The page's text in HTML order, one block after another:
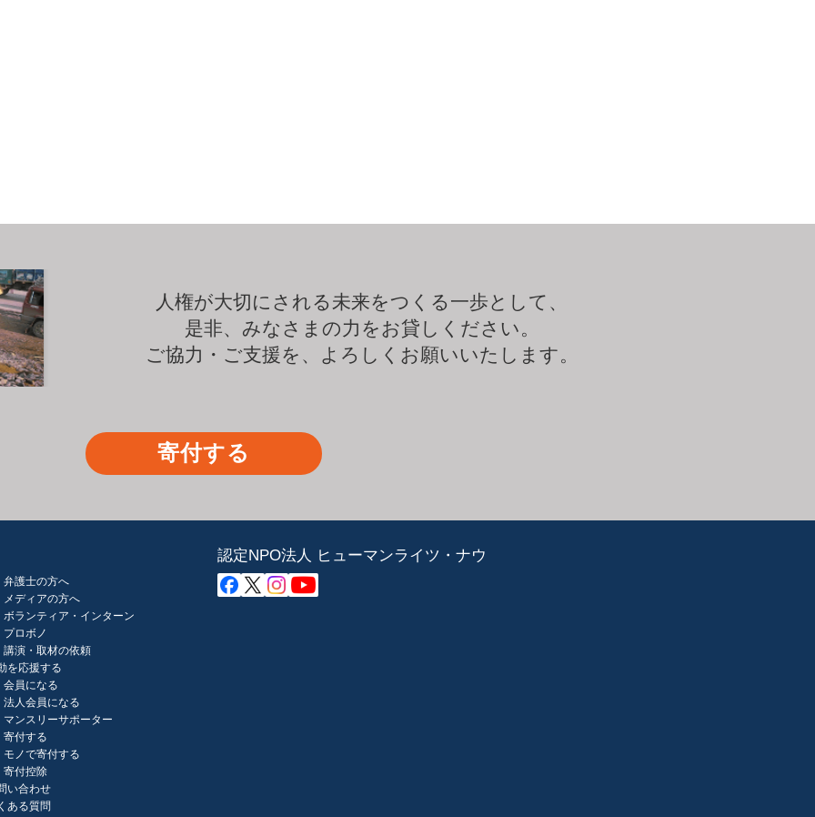
人権が大切にされる未来をつくる一歩として、
是非、みなさまの力をお貸しください。
ご協力・ご支援を、よろしくお願いいたします。
寄付する
弁護士の方へ
メディアの方へ
ボランティア・インターン
プロボノ
講演・取材の依頼
を応援する
会員になる
法人会員になる
マンスリーサポーター
寄付する
モノで寄付する
寄付控除
い合わせ
ある質問
認定NPO法人 ヒューマンライツ・ナウ